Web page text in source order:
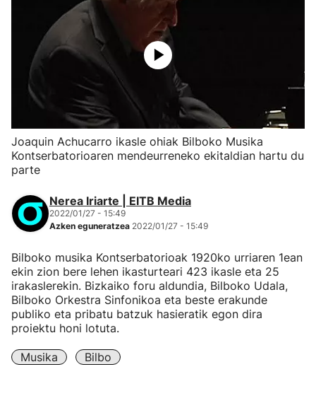
Joaquin Achucarro ikasle ohiak Bilboko Musika
Kontserbatorioaren mendeurreneko ekitaldian hartu du
parte
Nerea Iriarte | EITB Media
2022/01/27 - 15:49
Azken eguneratzea 2022/01/27 - 15:49
Bilboko musika Kontserbatorioak 1920ko urriaren 1ean
ekin zion bere lehen ikasturteari 423 ikasle eta 25
irakaslerekin. Bizkaiko foru aldundia, Bilboko Udala,
Bilboko Orkestra Sinfonikoa eta beste erakunde
publiko eta pribatu batzuk hasieratik egon dira
proiektu honi lotuta.
Musika Bilbo